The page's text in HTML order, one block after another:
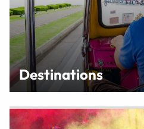
Destinations